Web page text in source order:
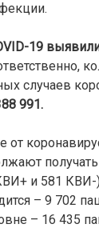
19
случаев
991.
от
и 581 КВИ-
– 9 702
– 16 435